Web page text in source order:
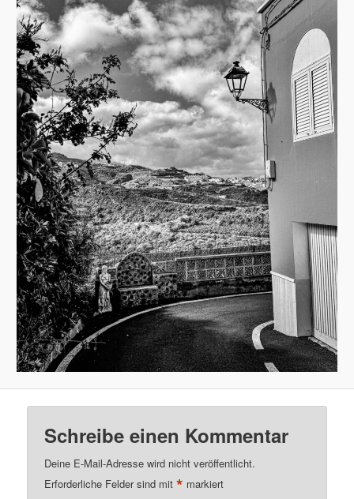
Schreibe einen Kommentar
Deine E-Mail-Adresse wird nicht veröffentlicht.
Erforderliche Felder sind mit* markiert